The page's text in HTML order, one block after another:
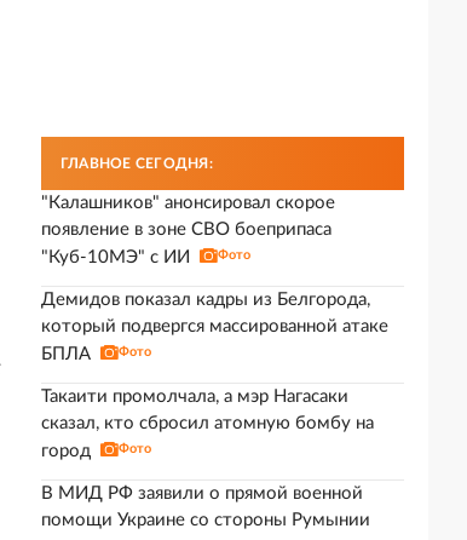
ГЛАВНОЕ СЕГОДНЯ:
"Калашников" анонсировал скорое
появление в зоне СВО боеприпаса
"Куб-10МЭ" с ИИ
Фото
Демидов показал кадры из Белгорода,
который подвергся массированной атаке
БПЛА
Фото
Такаити промолчала, а мэр Нагасаки
сказал, кто сбросил атомную бомбу на
город
Фото
В МИД РФ заявили о прямой военной
помощи Украине со стороны Румынии